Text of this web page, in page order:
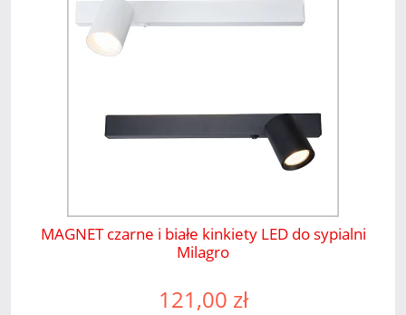
MAGNET czarne i białe kinkiety LED do sypialni
Milagro
121,00 zł